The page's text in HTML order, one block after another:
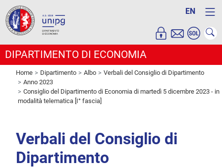
EN
DIPARTIMENTO DI ECONOMIA
Home Dipartimento Albo
Verbali del Consiglio di Dipartimento
Anno 2023
Consiglio del Dipartimento di Economia di martedì 5 dicembre 2023 - in
modalità telematica [I° fascia]
Verbali del Consiglio di
Dipartimento